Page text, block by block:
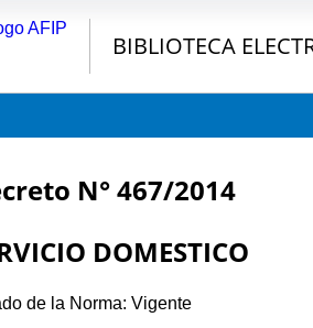
BIBLIOTECA
N° 467/2014
DOMESTICO
de la Norma: Vigente